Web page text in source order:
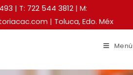
| T: 722 544 3812| M:
| Toluca, Edo. Méx
Menú